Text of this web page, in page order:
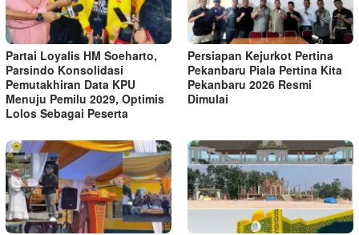
Partai Loyalis HM Soeharto,
Parsindo Konsolidasi
Pemutakhiran Data KPU
Menuju Pemilu 2029, Optimis
Lolos Sebagai Peserta
Persiapan Kejurkot Pertina
Pekanbaru Piala Pertina Kita
Pekanbaru 2026 Resmi
Dimulai